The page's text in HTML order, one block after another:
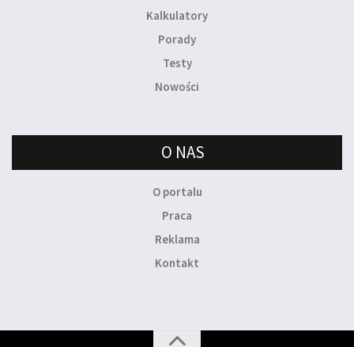
Kalkulatory
Porady
Testy
Nowości
O NAS
O portalu
Praca
Reklama
Kontakt